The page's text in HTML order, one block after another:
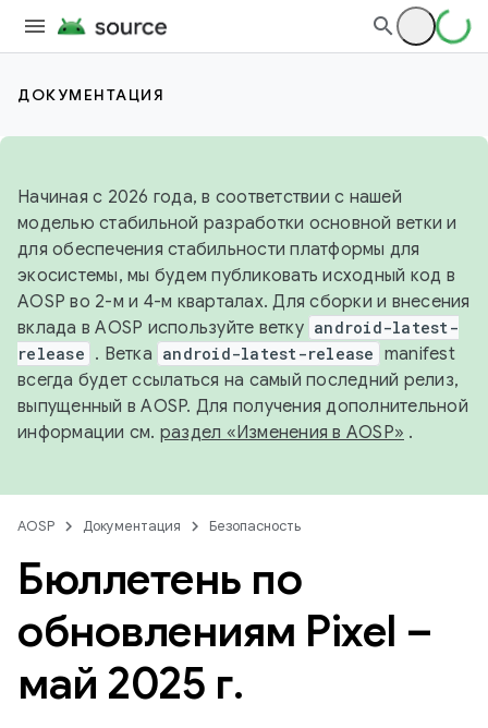
ДОКУМЕНТАЦИЯ
Начиная с 2026 года, в соответствии с нашей
моделью стабильной разработки основной ветки и
для обеспечения стабильности платформы для
экосистемы, мы будем публиковать исходный код в
AOSP во 2-м и 4-м кварталах. Для сборки и внесения
вклада в AOSP используйте ветку android-latest-
release . Ветка android-latest-release manifest
всегда будет ссылаться на самый последний релиз,
выпущенный в AOSP. Для получения дополнительной
информации см. раздел «Изменения в AOSP» .
AOSP Документация Безопасность
Бюллетень по
обновлениям Pixel –
май 2025 г.